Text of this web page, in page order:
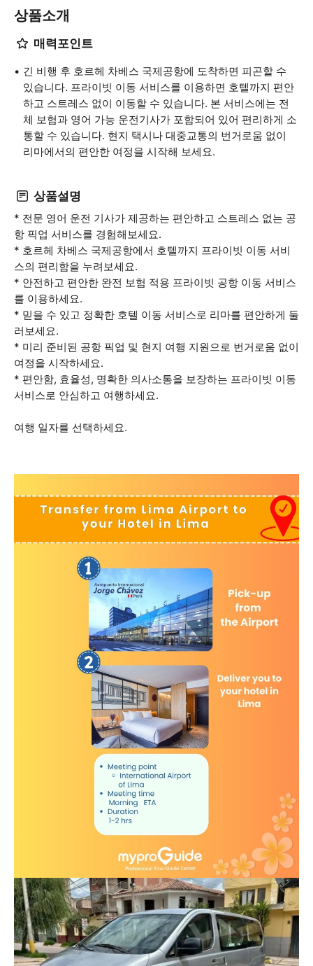
상품소개
매력포인트
긴 비행 후 호르헤 차베스 국제공항에 도착하면 피곤할 수
있습니다. 프라이빗 이동 서비스를 이용하면 호텔까지 편안
하고 스트레스 없이 이동할 수 있습니다. 본 서비스에는 전
체 보험과 영어 가능 운전기사가 포함되어 있어 편리하게 소
통할 수 있습니다. 현지 택시나 대중교통의 번거로움 없이
리마에서의 편안한 여정을 시작해 보세요.
상품설명
* 전문 영어 운전 기사가 제공하는 편안하고 스트레스 없는 공
항 픽업 서비스를 경험해보세요.
* 호르헤 차베스 국제공항에서 호텔까지 프라이빗 이동 서비
스의 편리함을 누려보세요.
* 안전하고 편안한 완전 보험 적용 프라이빗 공항 이동 서비스
를 이용하세요.
* 믿을 수 있고 정확한 호텔 이동 서비스로 리마를 편안하게 둘
러보세요.
* 미리 준비된 공항 픽업 및 현지 여행 지원으로 번거로움 없이
여정을 시작하세요.
* 편안함, 효율성, 명확한 의사소통을 보장하는 프라이빗 이동
서비스로 안심하고 여행하세요.
여행 일자를 선택하세요.